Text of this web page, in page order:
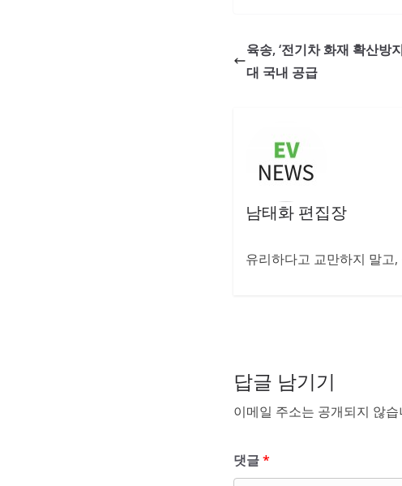
육송, ‘전기차 화재 확산방
대 국내 공급
남태화 편집장
유리하다고 교만하지 말고
답글 남기기
이메일 주소는 공개되지 않습
댓글*